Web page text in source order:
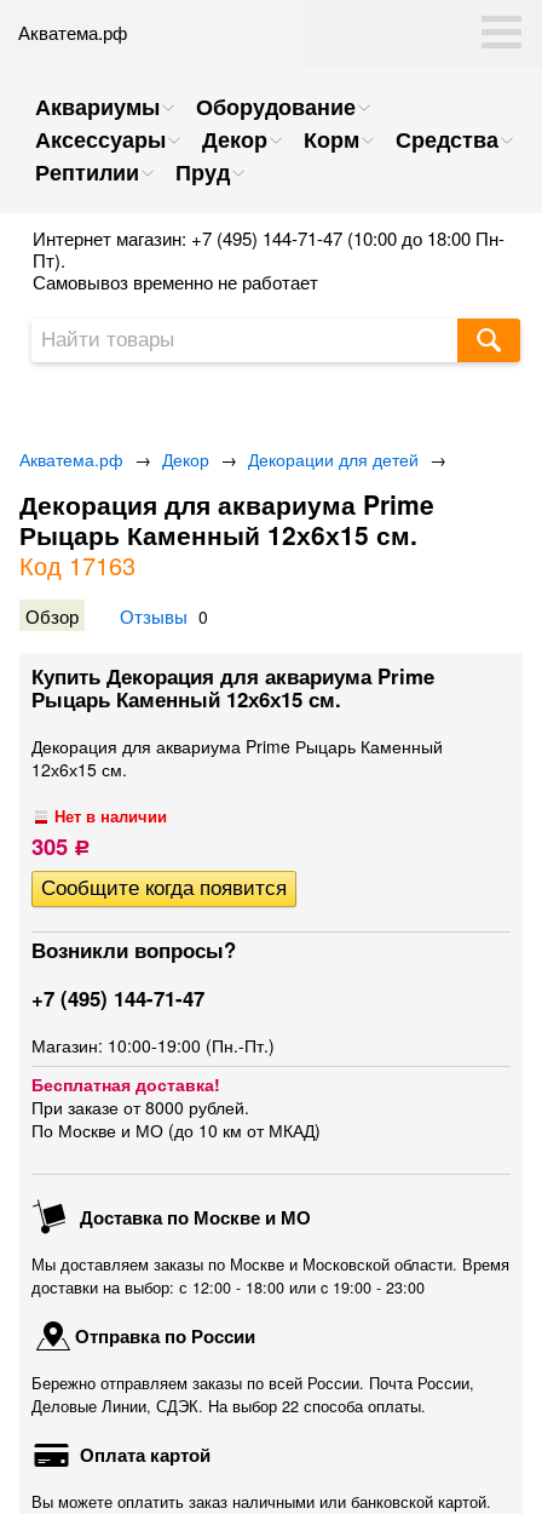
Акватема.рф
Аквариумы
Оборудование
Аксессуары
Декор Корм
Средства
Рептилии
Пруд
Интернет магазин: +7 (495) 144-71-47 (10:00 до 18:00 Пн-
Пт).
Самовывоз временно не работает
Акватема.рф → Декор → Декорации для детей →
Декорация для аквариума Prime
Рыцарь Каменный 12х6х15 см.
Код 17163
Обзор Отзывы 0
Купить Декорация для аквариума Prime
Рыцарь Каменный 12х6х15 см.
Декорация для аквариума Prime Рыцарь Каменный
12х6х15 см.
Нет в наличии
305 Р
Возникли вопросы?
+7 (495) 144-71-47
Магазин: 10:00-19:00 (Пн.-Пт.)
Бесплатная доставка!
При заказе от 8000 рублей.
По Москве и МО (до 10 км от МКАД)
Доставка по Москве и МО
Мы доставляем заказы по Москве и Московской области. Время
доставки на выбор: с 12:00 - 18:00 или c 19:00 - 23:00
Отправка по России
Бережно отправляем заказы по всей России. Почта России,
Деловые Линии, СДЭК. На выбор 22 способа оплаты.
Оплата картой
Вы можете оплатить заказ наличными или банковской картой.